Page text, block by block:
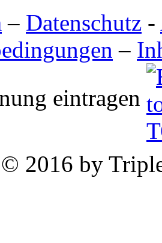
– Datenschutz -
–
eintragen
2016 by